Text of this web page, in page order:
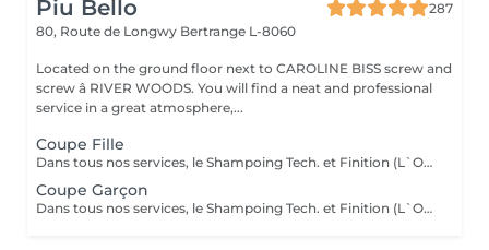
Piu Bello
287
80, Route de Longwy Bertrange L-8060
Located on the ground floor next to CAROLINE BISS screw and
screw â RIVER WOODS. You will find a neat and professional
service in a great atmosphere,...
Coupe Fille
Dans tous nos services, le Shampoing Tech. et Finition (L`OREAL)sont compris.
Coupe Garçon
Dans tous nos services, le Shampoing Tech. et Finition (L`OREAL)sont compris.